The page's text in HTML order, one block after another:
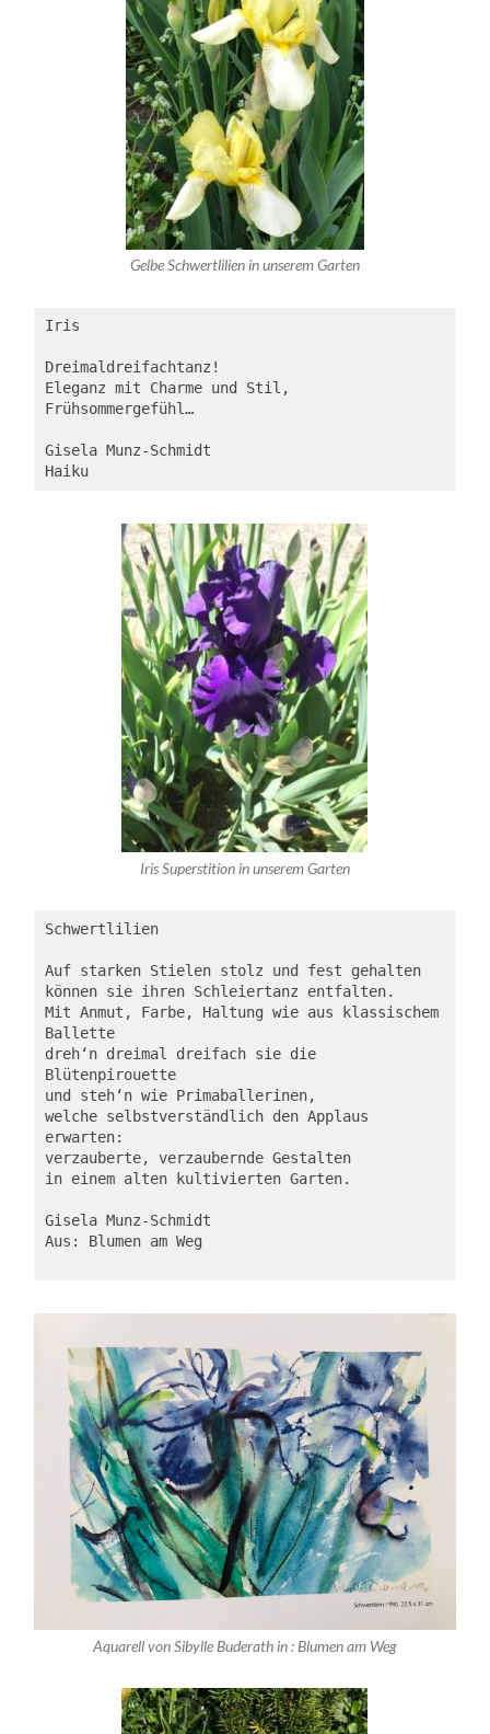
Gelbe Schwertlilien in unserem Garten
Iris
Dreimaldreifachtanz!
Eleganz mit Charme und Stil,
Frühsommergefühl…
Gisela Munz-Schmidt
Haiku
Iris Superstition in unserem Garten
Schwertlilien
Auf starken Stielen stolz und fest gehalten
können sie ihren Schleiertanz entfalten.
Mit Anmut, Farbe, Haltung wie aus klassischem
Ballette
dreh‘n dreimal dreifach sie die
Blütenpirouette
und steh‘n wie Primaballerinen,
welche selbstverständlich den Applaus
erwarten:
verzauberte, verzaubernde Gestalten
in einem alten kultivierten Garten.
Gisela Munz-Schmidt
Aus: Blumen am Weg
Aquarell von Sibylle Buderath in : Blumen am Weg